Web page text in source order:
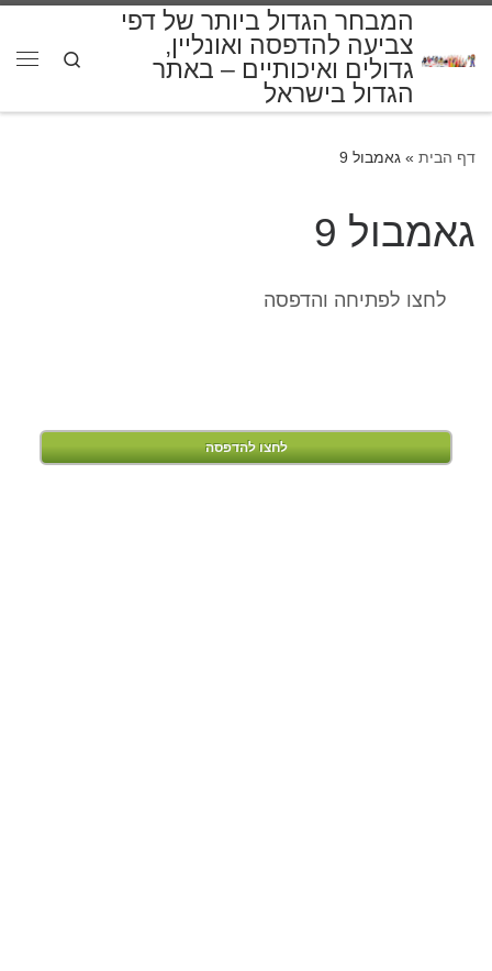
המבחר הגדול ביותר של דפי
צביעה להדפסה ואונליין,
גדולים ואיכותיים – באתר
הגדול בישראל
Search
דף הבית » גאמבול 9
גאמבול 9
לחצו לפתיחה והדפסה
לחצו להדפסה